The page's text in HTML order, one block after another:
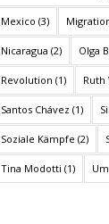
Mexico (3)
Nicaragua (2) Olga
Revolution (1) Ruth
Santos Chávez (1)
Soziale Kämpfe (2)
Tina Modotti (1)